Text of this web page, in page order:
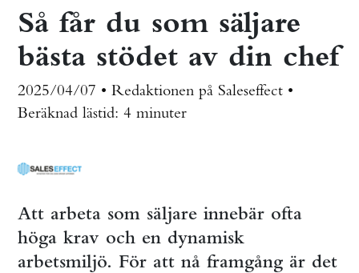
Så får du som säljare
bästa stödet av din chef
2025/04/07 • Redaktionen på Saleseffect •
Beräknad lästid: 4 minuter
Att arbeta som säljare innebär ofta
höga krav och en dynamisk
arbetsmiljö. För att nå framgång är det